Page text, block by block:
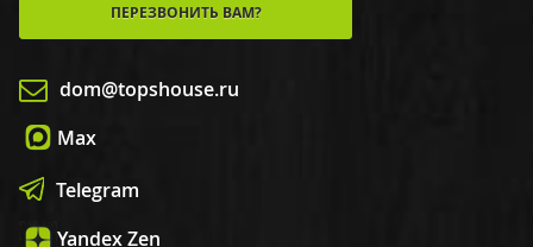
ПЕРЕЗВОНИТЬ ВАМ?
dom@topshouse.ru
Max
Telegram
Yandex Zen